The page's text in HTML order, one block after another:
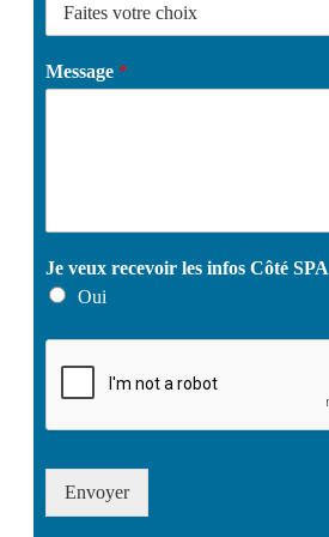
Message *
Je veux recevoir les infos Côté SPA
Oui
Envoyer